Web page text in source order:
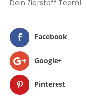
Dein Zierstoff Team!
Facebook
Google+
Pinterest